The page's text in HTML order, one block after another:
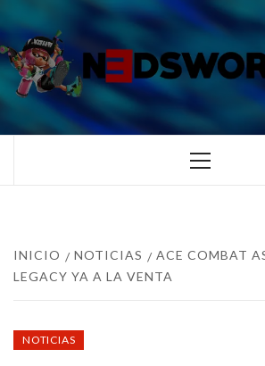
al
contenido
TUS ESPECIALISTAS EN
Menú
INICIO NOTICIAS
ACE COMBAT
LEGACY YA A LA VENTA
NOTICIAS